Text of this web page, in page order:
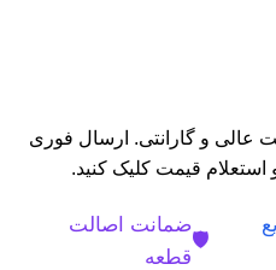
با قیمت عالی و گارانتی. ارسال فوری
قیمت کلیک کنید.
🛡️
ضمانت اصالت
قطعه